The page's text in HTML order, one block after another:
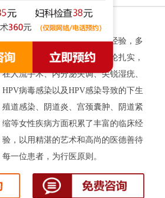
张伟侠
简介：拥有十余年的妇科临床经验，多
次被评为先进工作者。基础理论扎实，
在人流手术、内分泌失调、尖锐湿疣、
HPV病毒感染以及HPV感染导致的下生
殖道感染、阴道炎、宫颈囊肿、阴道紧
缩等女性疾病方面积累了丰富的临床经
验，以用精湛的艺术和高尚的医德善待
每一位患者，为行医原则。